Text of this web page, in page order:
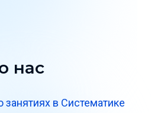
нас
занятиях в Систематике